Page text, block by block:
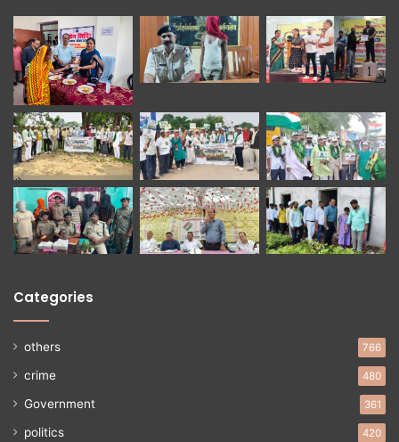
Categories
others 766
crime 480
Government 361
politics 420